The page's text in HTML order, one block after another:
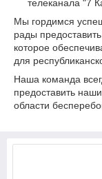
телеканала "7
Мы гордимся
рады
которое
для
Наша команда
предоставить
области